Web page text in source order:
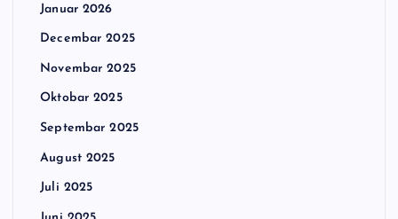
Januar 2026
Decembar 2025
Novembar 2025
Oktobar 2025
Septembar 2025
August 2025
Juli 2025